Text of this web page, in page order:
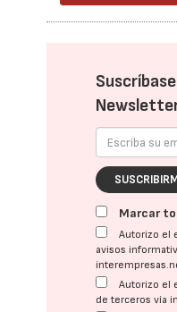
Marcar
Autorizo el
avisos
Autorizo el
de terceros vía